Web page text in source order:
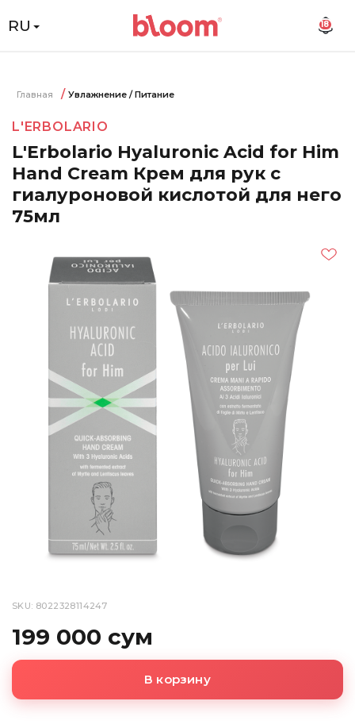
RU 18
Главная Увлажнение / Питание
L'ERBOLARIO
L'Erbolario Hyaluronic Acid for Him
Hand Cream Крем для рук с
гиалуроновой кислотой для него
75мл
SKU: 8022328114247
199 000 сум
В корзину